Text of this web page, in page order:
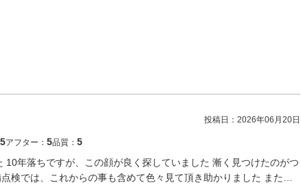
投稿日： 2026年06月20日
5アフター： 5品質： 5
年落ちですが、この顔が良く探していました 漸く見つけたのがつ
検では、これからの事も含めて色々見て頂き助かりました また…